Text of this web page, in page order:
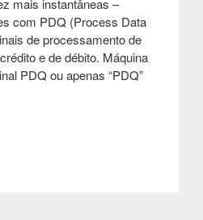
mais instantâneas –
com PDQ (Process Data
de processamento de
e de débito. Máquina
PDQ ou apenas “PDQ”